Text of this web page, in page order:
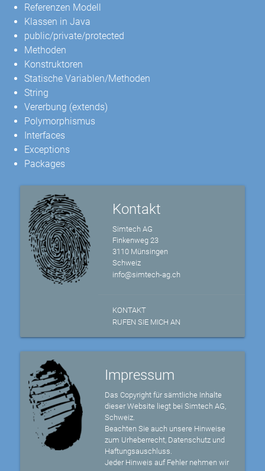
Referenzen Modell
Klassen in Java
public/private/protected
Methoden
Konstruktoren
Statische Variablen/Methoden
String
Vererbung (extends)
Polymorphismus
Interfaces
Exceptions
Packages
Kontakt
Simtech AG
Finkenweg 23
3110 Münsingen
Schweiz
info@simtech-ag.ch
KONTAKT
RUFEN SIE MICH AN
Impressum
Das Copyright für sämtliche Inhalte
dieser Website liegt bei Simtech AG,
Schweiz.
Beachten Sie auch unsere Hinweise
zum Urheberrecht, Datenschutz und
Haftungsauschluss.
Jeder Hinweis auf Fehler nehmen wir